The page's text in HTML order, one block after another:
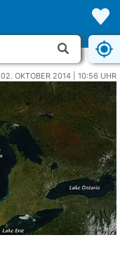
02. OKTOBER 2014 | 10:56 UHR